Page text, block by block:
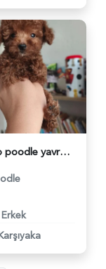
Teacup poodle yavrularımız - 5669